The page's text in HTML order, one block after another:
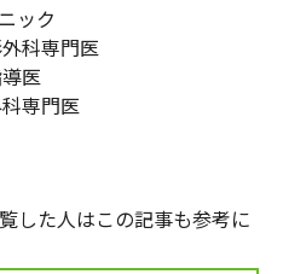
ック
科専門医
医
専門医
した人はこの記事も参考に